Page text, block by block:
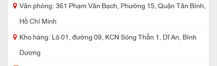
Văn phòng: 361 Phạm Văn Bạch, Phường 15, Quận Tân Bình,
Hồ Chí Minh
Kho hàng: Lô 01, đường 09, KCN Sóng Thần 1, Dĩ An, Bình
Dương